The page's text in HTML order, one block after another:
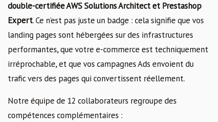
double-certifiée AWS Solutions Architect et Prestashop
Expert. Ce n’est pas juste un badge : cela signifie que vos
landing pages sont hébergées sur des infrastructures
performantes, que votre e-commerce est techniquement
irréprochable, et que vos campagnes Ads envoient du
trafic vers des pages qui convertissent réellement.
Notre équipe de 12 collaborateurs regroupe des
compétences complémentaires :